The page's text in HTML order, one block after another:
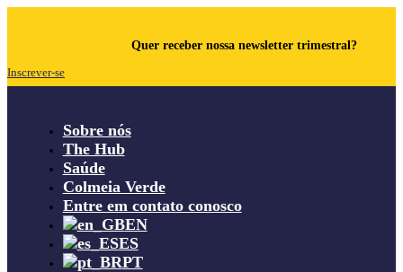
Quer receber nossa newsletter trimestral?
Inscrever-se
Sobre nós
The Hub
Saúde
Colmeia Verde
Entre em contato conosco
EN
ES
PT